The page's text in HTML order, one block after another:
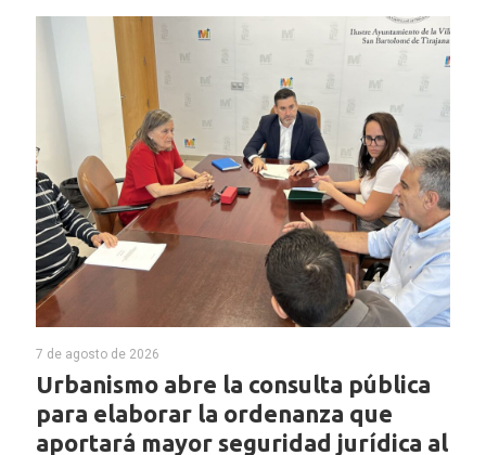
7 de agosto de 2026
Urbanismo abre la consulta pública
para elaborar la ordenanza que
aportará mayor seguridad jurídica al